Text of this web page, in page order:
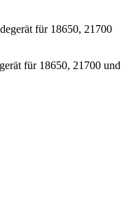
für 18650, 21700 und